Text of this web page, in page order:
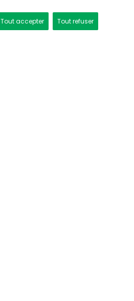
Tout accepter Tout refuser